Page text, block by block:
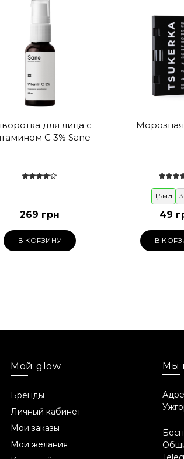
для лица с
С 3% Sane
269 грн
В КОРЗИНУ
1,5мл
49
В
Мой glow
Бренды
Личный кабинет
Мои заказы
Мои желания
Мы